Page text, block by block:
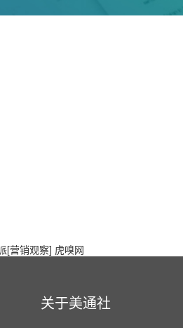
[营销观察] 虎嗅网
关于美通社